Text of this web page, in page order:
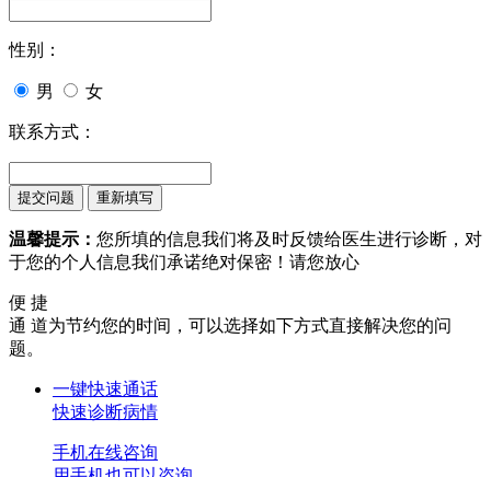
性别：
男 女
联系方式：
温馨提示： 您所填的信息我们将及时反馈给医生进行诊断，对
于您的个人信息我们承诺绝对保密！请您放心
便 捷
通 道为节约您的时间，可以选择如下方式直接解决您的问
题。
一键快速通话
快速诊断病情
手机在线咨询